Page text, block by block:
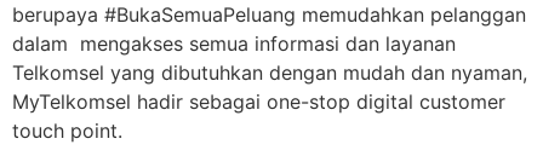
berupaya #BukaSemuaPeluang memudahkan pelanggan
dalam mengakses semua informasi dan layanan
Telkomsel yang dibutuhkan dengan mudah dan nyaman,
MyTelkomsel hadir sebagai one-stop digital customer
touch point.